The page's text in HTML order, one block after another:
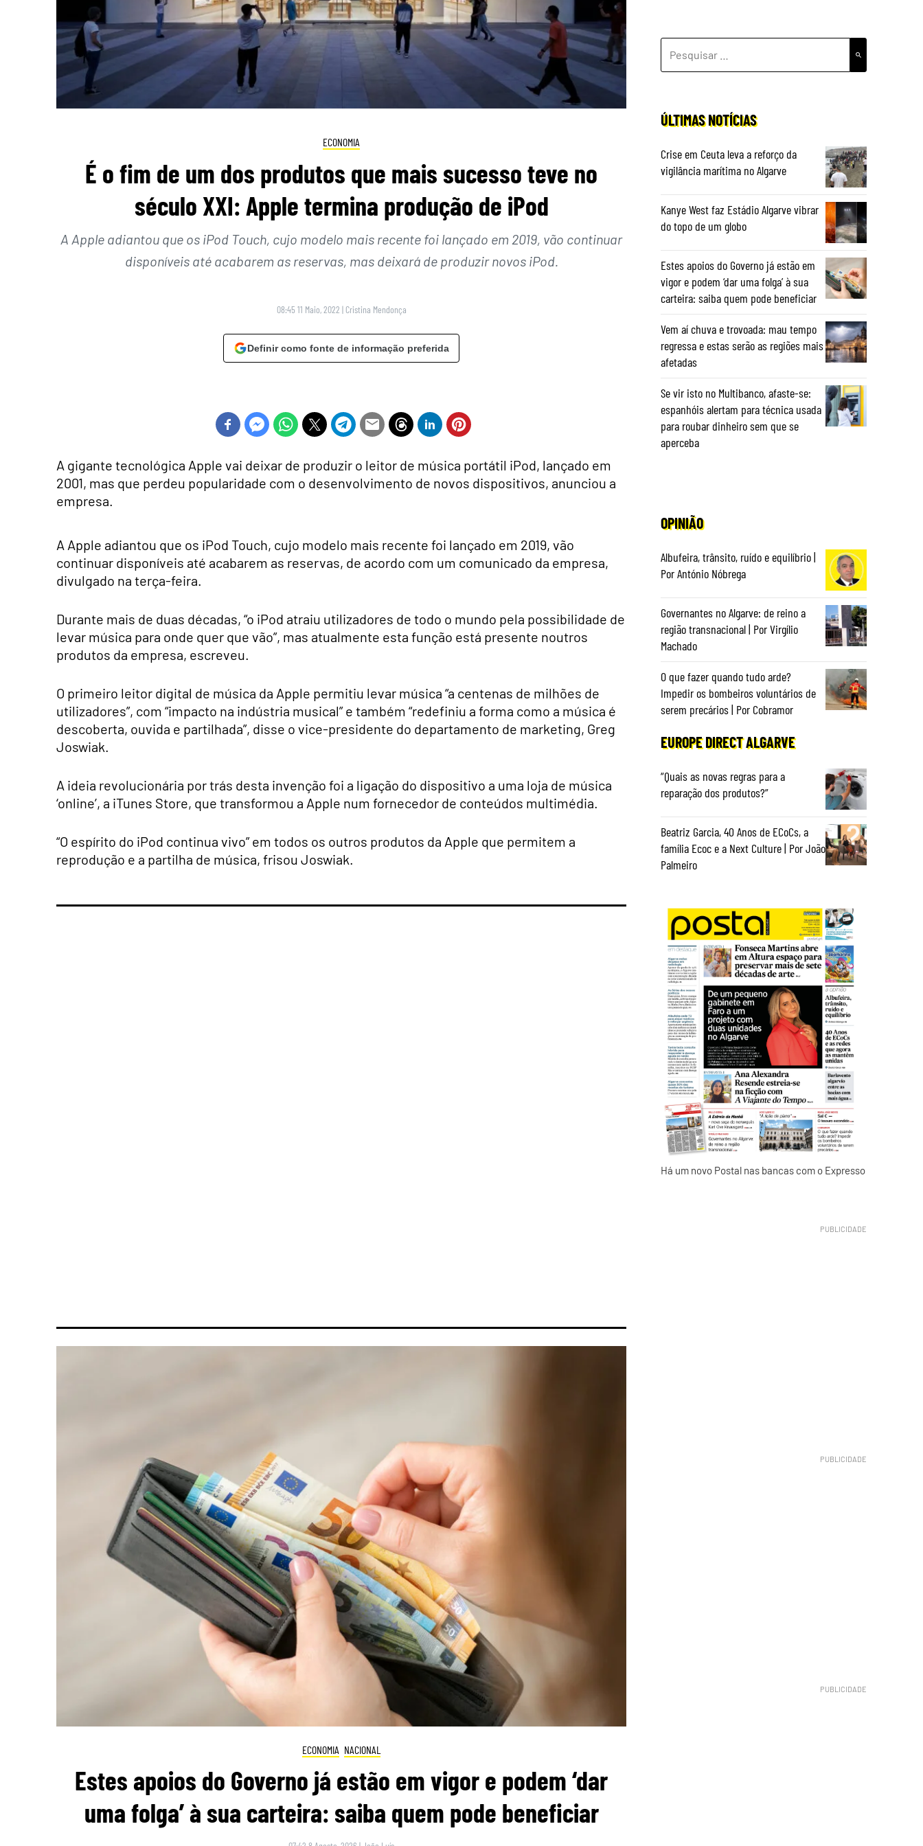
ECONOMIA
É o fim de um dos produtos que mais sucesso teve no
século XXI: Apple termina produção de iPod
A Apple adiantou que os iPod Touch, cujo modelo mais recente foi lançado em 2019, vão continuar
disponíveis até acabarem as reservas, mas deixará de produzir novos iPod.
08:45 11 Maio, 2022 | Cristina Mendonça
Definir como fonte de informação preferida
A gigante tecnológica Apple vai deixar de produzir o leitor de música portátil iPod, lançado em
2001, mas que perdeu popularidade com o desenvolvimento de novos dispositivos, anunciou a
empresa.
A Apple adiantou que os iPod Touch, cujo modelo mais recente foi lançado em 2019, vão
continuar disponíveis até acabarem as reservas, de acordo com um comunicado da empresa,
divulgado na terça-feira.
Durante mais de duas décadas, “o iPod atraiu utilizadores de todo o mundo pela possibilidade de
levar música para onde quer que vão”, mas atualmente esta função está presente noutros
produtos da empresa, escreveu.
O primeiro leitor digital de música da Apple permitiu levar música “a centenas de milhões de
utilizadores”, com “impacto na indústria musical” e também “redefiniu a forma como a música é
descoberta, ouvida e partilhada”, disse o vice-presidente do departamento de marketing, Greg
Joswiak.
A ideia revolucionária por trás desta invenção foi a ligação do dispositivo a uma loja de música
‘online’, a iTunes Store, que transformou a Apple num fornecedor de conteúdos multimédia.
“O espírito do iPod continua vivo” em todos os outros produtos da Apple que permitem a
reprodução e a partilha de música, frisou Joswiak.
ECONOMIA NACIONAL
Estes apoios do Governo já estão em vigor e podem ‘dar
uma folga’ à sua carteira: saiba quem pode beneficiar
POR:
ÚLTIMAS NOTÍCIAS
Crise em Ceuta leva a reforço da
vigilância marítima no Algarve
Kanye West faz Estádio Algarve vibrar
do topo de um globo
Estes apoios do Governo já estão em
vigor e podem ‘dar uma folga’ à sua
carteira: saiba quem pode beneficiar
Vem aí chuva e trovoada: mau tempo
regressa e estas serão as regiões mais
afetadas
Se vir isto no Multibanco, afaste-se:
espanhóis alertam para técnica usada
para roubar dinheiro sem que se
aperceba
OPINIÃO
Albufeira, trânsito, ruído e equilíbrio |
Por António Nóbrega
Governantes no Algarve: de reino a
região transnacional | Por Virgílio
Machado
O que fazer quando tudo arde?
Impedir os bombeiros voluntários de
serem precários | Por Cobramor
EUROPE DIRECT ALGARVE
“Quais as novas regras para a
reparação dos produtos?”
Beatriz Garcia, 40 Anos de ECoCs, a
família Ecoc e a Next Culture | Por João
Palmeiro
Há um novo Postal nas bancas com o Expresso